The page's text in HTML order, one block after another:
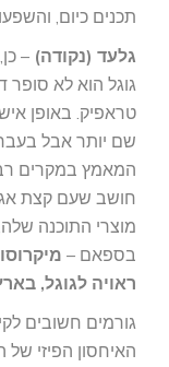
תכנים כיום,
גלעד (נקודה) –
גוגל הוא לא סופר
שם יותר אבל
המאמץ במקרים
חושב שעם קצת
מוצרי התוכנה
בספאם –
ראויה לגוגל,
האיחסון הפיזי של